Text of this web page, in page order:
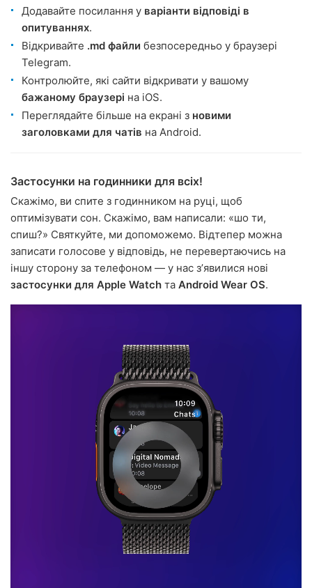
Додавайте посилання у варіанти відповіді в
опитуваннях.
Відкривайте .md файли безпосередньо у браузері
Telegram.
Контролюйте, які сайти відкривати у вашому
бажаному браузері на iOS.
Переглядайте більше на екрані з новими
заголовками для чатів на Android.
Застосунки на годинники для всіх!
Скажімо, ви спите з годинником на руці, щоб
оптимізувати сон. Скажімо, вам написали: «шо ти,
спиш?» Святкуйте, ми допоможемо. Відтепер можна
записати голосове у відповідь, не перевертаючись на
іншу сторону за телефоном — у нас зʼявилися нові
застосунки для Apple Watch та Android Wear OS.